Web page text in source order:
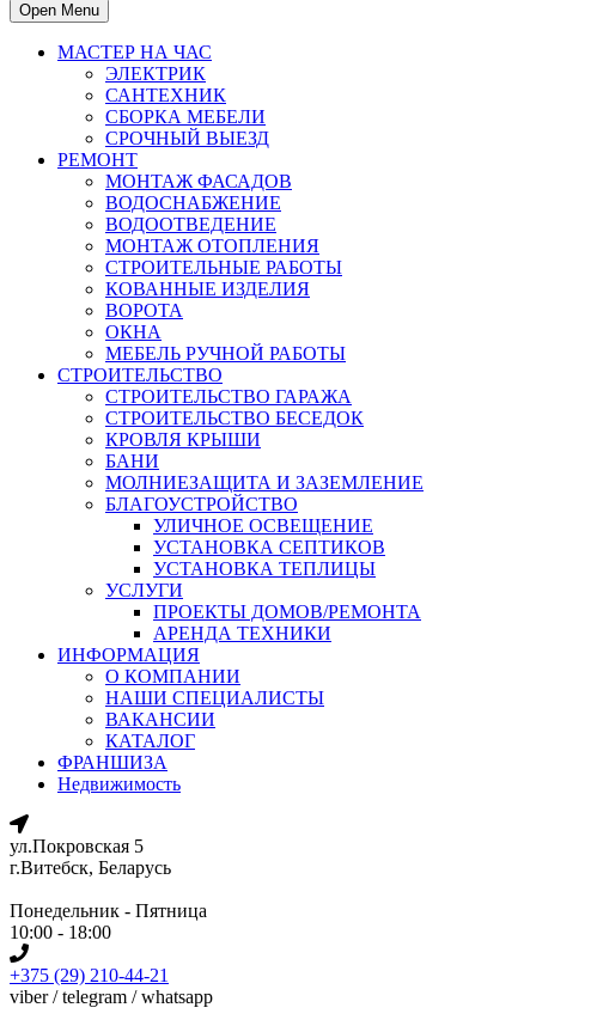
Open Menu
МАСТЕР НА ЧАС
ЭЛЕКТРИК
САНТЕХНИК
СБОРКА МЕБЕЛИ
СРОЧНЫЙ ВЫЕЗД
РЕМОНТ
МОНТАЖ ФАСАДОВ
ВОДОСНАБЖЕНИЕ
ВОДООТВЕДЕНИЕ
МОНТАЖ ОТОПЛЕНИЯ
СТРОИТЕЛЬНЫЕ РАБОТЫ
КОВАННЫЕ ИЗДЕЛИЯ
ВОРОТА
ОКНА
МЕБЕЛЬ РУЧНОЙ РАБОТЫ
СТРОИТЕЛЬСТВО
СТРОИТЕЛЬСТВО ГАРАЖА
СТРОИТЕЛЬСТВО БЕСЕДОК
КРОВЛЯ КРЫШИ
БАНИ
МОЛНИЕЗАЩИТА И ЗАЗЕМЛЕНИЕ
БЛАГОУСТРОЙСТВО
УЛИЧНОЕ ОСВЕЩЕНИЕ
УСТАНОВКА СЕПТИКОВ
УСТАНОВКА ТЕПЛИЦЫ
УСЛУГИ
ПРОЕКТЫ ДОМОВ/РЕМОНТА
АРЕНДА ТЕХНИКИ
ИНФОРМАЦИЯ
О КОМПАНИИ
НАШИ СПЕЦИАЛИСТЫ
ВАКАНСИИ
КАТАЛОГ
ФРАНШИЗА
Недвижимость
ул.Покровская 5
г.Витебск, Беларусь
Понедельник - Пятница
10:00 - 18:00
+375 (29) 210-44-21
viber / telegram / whatsapp